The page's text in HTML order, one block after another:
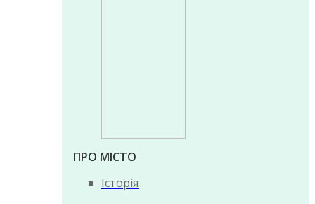
ПРО МІСТО
Історія